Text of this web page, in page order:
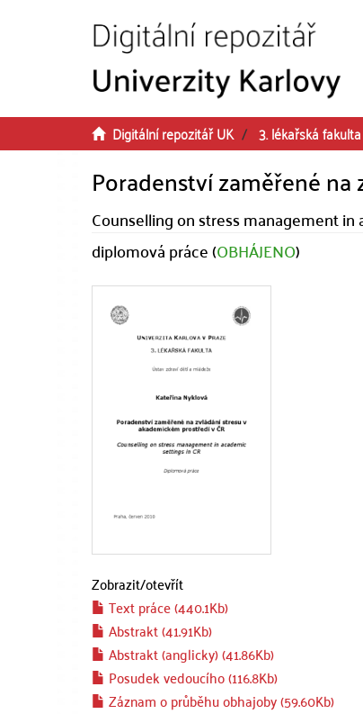
Digitální repozitář UK 3. lékařská fakulta
Poradenství zaměřené
Counselling on stress management in
diplomová práce (OBHÁJENO)
Zobrazit/otevřít
Text práce (440.1Kb)
Abstrakt (41.91Kb)
Abstrakt (anglicky) (41.86Kb)
Posudek vedoucího (116.8Kb)
Záznam o průběhu obhajoby (59.60Kb)